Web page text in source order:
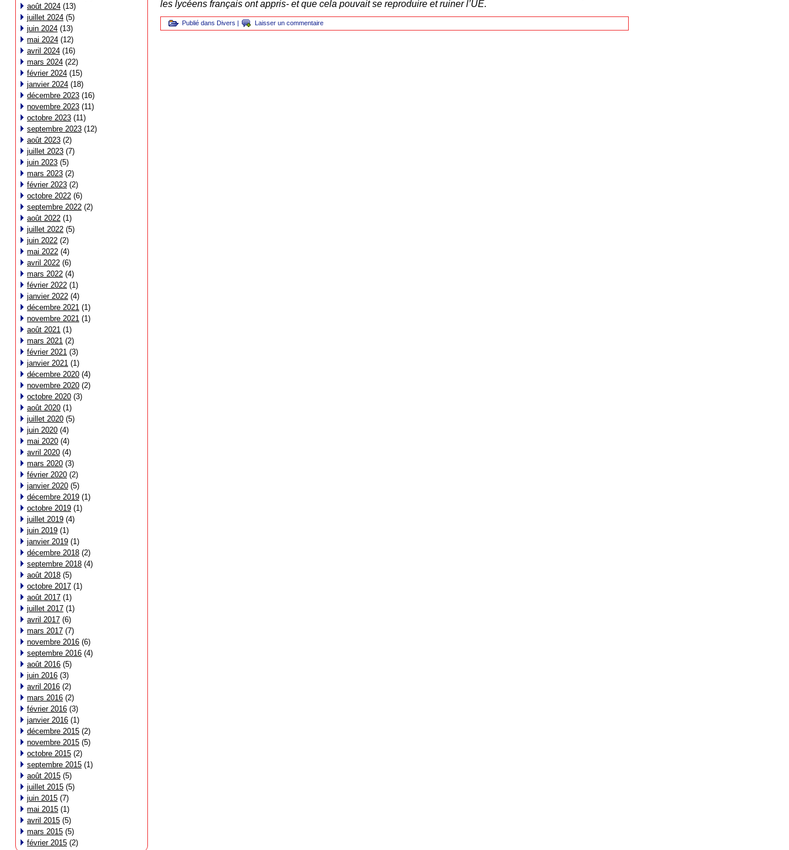
août 2024 (13)
juillet 2024 (5)
juin 2024 (13)
mai 2024 (12)
avril 2024 (16)
mars 2024 (22)
février 2024 (15)
janvier 2024 (18)
décembre 2023 (16)
novembre 2023 (11)
octobre 2023 (11)
septembre 2023 (12)
août 2023 (2)
juillet 2023 (7)
juin 2023 (5)
mars 2023 (2)
février 2023 (2)
octobre 2022 (6)
septembre 2022 (2)
août 2022 (1)
juillet 2022 (5)
juin 2022 (2)
mai 2022 (4)
avril 2022 (6)
mars 2022 (4)
février 2022 (1)
janvier 2022 (4)
décembre 2021 (1)
novembre 2021 (1)
août 2021 (1)
mars 2021 (2)
février 2021 (3)
janvier 2021 (1)
décembre 2020 (4)
novembre 2020 (2)
octobre 2020 (3)
août 2020 (1)
juillet 2020 (5)
juin 2020 (4)
mai 2020 (4)
avril 2020 (4)
mars 2020 (3)
février 2020 (2)
janvier 2020 (5)
décembre 2019 (1)
octobre 2019 (1)
juillet 2019 (4)
juin 2019 (1)
janvier 2019 (1)
décembre 2018 (2)
septembre 2018 (4)
août 2018 (5)
octobre 2017 (1)
août 2017 (1)
juillet 2017 (1)
avril 2017 (6)
mars 2017 (7)
novembre 2016 (6)
septembre 2016 (4)
août 2016 (5)
juin 2016 (3)
avril 2016 (2)
mars 2016 (2)
février 2016 (3)
janvier 2016 (1)
décembre 2015 (2)
novembre 2015 (5)
octobre 2015 (2)
septembre 2015 (1)
août 2015 (5)
juillet 2015 (5)
juin 2015 (7)
mai 2015 (1)
avril 2015 (5)
mars 2015 (5)
février 2015 (2)
les lycéens français ont appris- et que cela pouvait se reproduire et ruiner l’UE.
Publié dans Divers | Laisser un commentaire